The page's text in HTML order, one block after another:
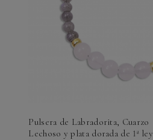
Pulsera de Labradorita, Cuarzo
Lechoso y plata dorada de 1ª ley